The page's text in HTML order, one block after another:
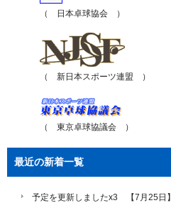
（ 日本卓球協会 ）
（ 新日本スポーツ連盟 ）
（ 東京卓球協議会 ）
最近の新着一覧
予定を更新しましたx3 【7月25日】